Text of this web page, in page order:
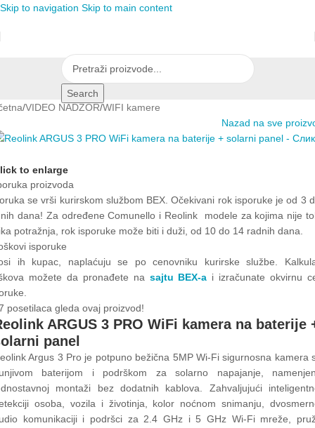
Skip to navigation Skip to main content
Search
/VIDEO NADZOR/WIFI kamere
Nazad na sve
to enlarge
proizvoda
se vrši kurirskom službom BEX. Očekivani rok isporuke je od 3
dana! Za određene Comunello i Reolink modele za kojima nije
potražnja, rok isporuke može biti i duži, od 10 do 14 radnih dana.
isporuke
ih kupac, naplaćuju se po cenovniku kurirske službe.
možete da pronađete na sajtu BEX-a i izračunate okvirnu
posetilaca gleda ovaj proizvod!
ARGUS 3 PRO WiFi kamera na baterije
panel
Argus 3 Pro je potpuno bežična 5MP Wi-Fi sigurnosna kamera
baterijom i podrškom za solarno napajanje,
montaži bez dodatnih kablova. Zahvaljujući
osoba, vozila i životinja, kolor noćnom snimanju,
komunikaciji i podršci za 2.4 GHz i 5 GHz Wi-Fi mreže,